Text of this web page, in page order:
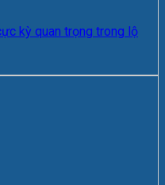
kỳ quan trọng trong lộ